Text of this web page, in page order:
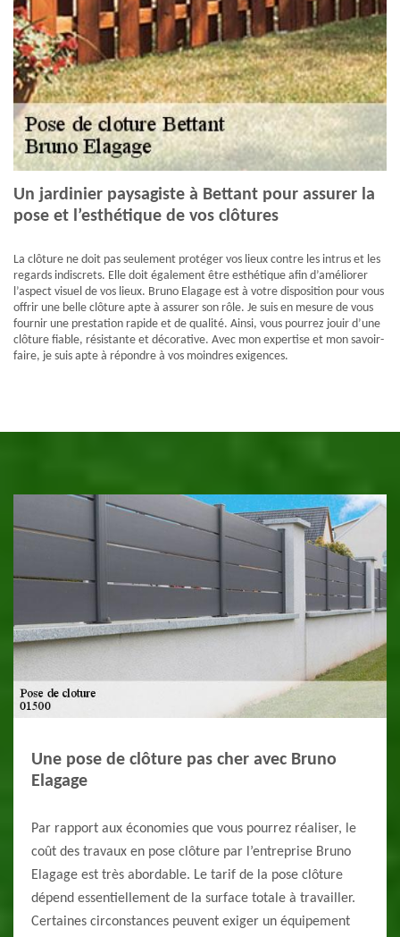
Un jardinier paysagiste à Bettant pour assurer la
pose et l’esthétique de vos clôtures
La clôture ne doit pas seulement protéger vos lieux contre les intrus et les
regards indiscrets. Elle doit également être esthétique afin d’améliorer
l’aspect visuel de vos lieux. Bruno Elagage est à votre disposition pour vous
offrir une belle clôture apte à assurer son rôle. Je suis en mesure de vous
fournir une prestation rapide et de qualité. Ainsi, vous pourrez jouir d’une
clôture fiable, résistante et décorative. Avec mon expertise et mon savoir-
faire, je suis apte à répondre à vos moindres exigences.
Une pose de clôture pas cher avec Bruno
Elagage
Par rapport aux économies que vous pourrez réaliser, le
coût des travaux en pose clôture par l’entreprise Bruno
Elagage est très abordable. Le tarif de la pose clôture
dépend essentiellement de la surface totale à travailler.
Certaines circonstances peuvent exiger un équipement